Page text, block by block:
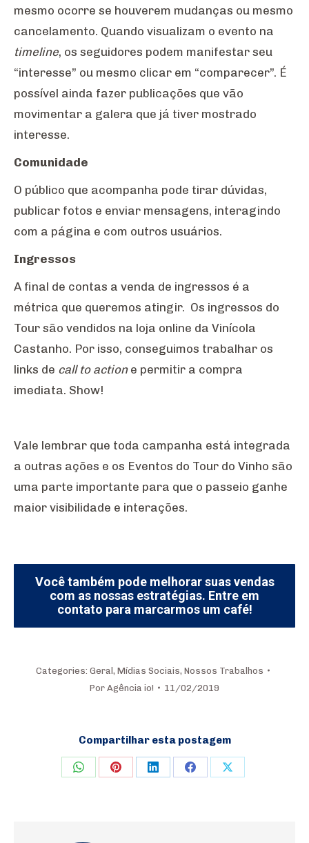
mesmo ocorre se houverem mudanças ou mesmo
cancelamento. Quando visualizam o evento na
timeline, os seguidores podem manifestar seu
“interesse” ou mesmo clicar em “comparecer”. É
possível ainda fazer publicações que vão
movimentar a galera que já tiver mostrado
interesse.
Comunidade
O público que acompanha pode tirar dúvidas,
publicar fotos e enviar mensagens, interagindo
com a página e com outros usuários.
Ingressos
A final de contas a venda de ingressos é a
métrica que queremos atingir. Os ingressos do
Tour são vendidos na loja online da Vinícola
Castanho. Por isso, conseguimos trabalhar os
links de call to actione permitir a compra
imediata. Show!
Vale lembrar que toda campanha está integrada
a outras ações e os Eventos do Tour do Vinho são
uma parte importante para que o passeio ganhe
maior visibilidade e interações.
Você também pode melhorar suas vendas
com as nossas estratégias. Entre em
contato para marcarmos um café!
Categories: Geral, Mídias Sociais, Nossos Trabalhos
Por Agência io! 11/02/2019
Compartilhar esta postagem
Share Share Share Share Share